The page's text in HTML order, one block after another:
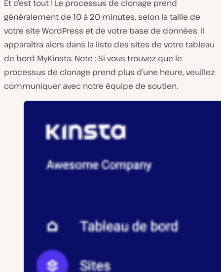
Et c’est tout ! Le processus de clonage prend
généralement de 10 à 20 minutes, selon la taille de
votre site WordPress et de votre base de données. Il
apparaîtra alors dans la liste des sites de votre tableau
de bord MyKinsta. Note : Si vous trouvez que le
processus de clonage prend plus d’une heure, veuillez
communiquer avec notre équipe de soutien.